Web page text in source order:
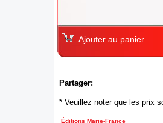
Ajouter au panier
Partager:
* Veuillez noter que les prix
Éditions Marie-France